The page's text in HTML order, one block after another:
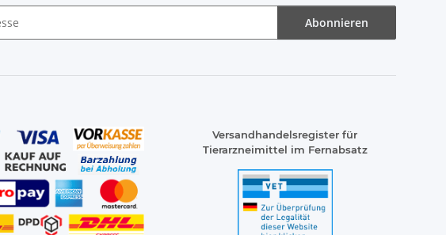
Abonnieren
Versandhandelsregister für
Tierarzneimittel im Fernabsatz